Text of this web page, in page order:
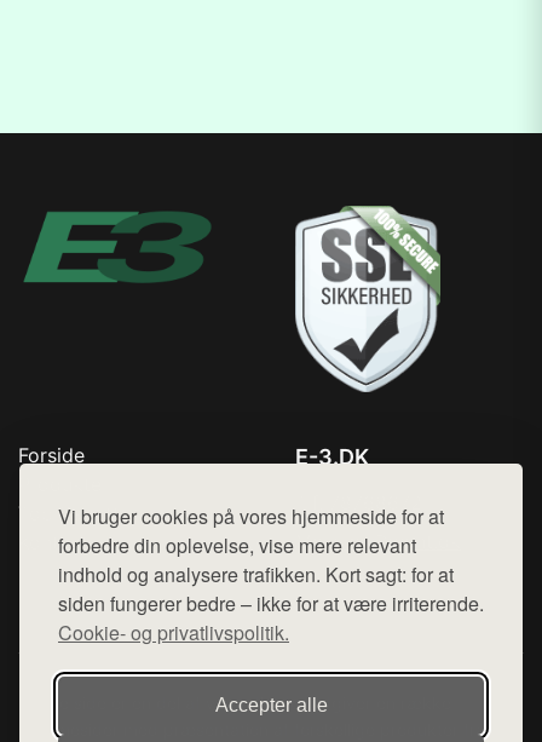
Vi bruger cookies på vores hjemmeside for at
forbedre din oplevelse, vise mere relevant
indhold og analysere trafikken. Kort sagt: for at
siden fungerer bedre – ikke for at være irriterende.
Cookie- og privatlivspolitik.
Accepter alle
Forside
Top Rabatter
Kontakt
E-3.DK
Mail: hej@want.dk
Cookie- og privatlivspolitik
Denne side er en del af want.dk, der udgiver en række
hjemmesider med præsentation af forskellige produkter fra